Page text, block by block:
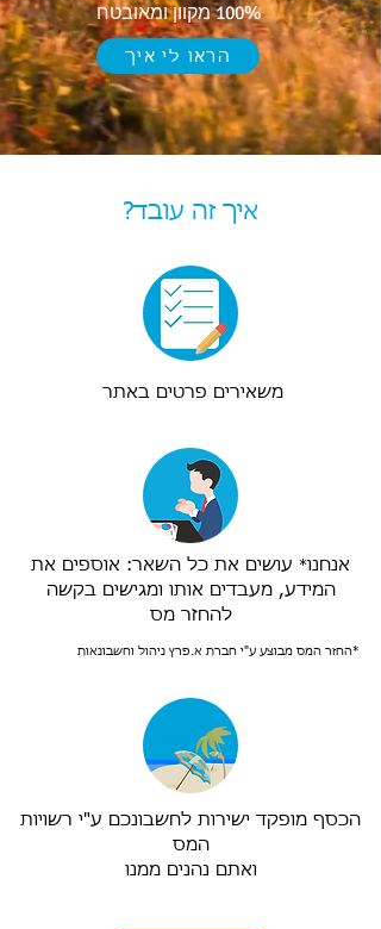
100% מקוון ומאובטח
הראו לי איך
איך זה עובד?
משאירים פרטים באתר
אנחנו* עושים את כל השאר: אוספים את
המידע, מעבדים אותו ומגישים בקשה
להחזר מס
*החזר המס מבוצע ע"י חברת א.פרץ ניהול וחשבונאות
הכסף מופקד ישירות לחשבונכם ע"י רשויות
המס
ואתם נהנים ממנו